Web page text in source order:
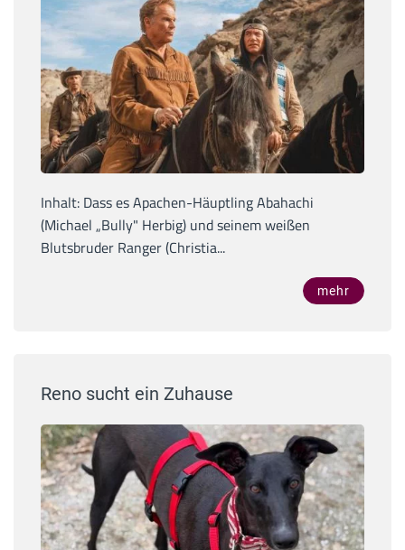
Inhalt: Dass es Apachen-Häuptling Abahachi
(Michael „Bully" Herbig) und seinem weißen
Blutsbruder Ranger (Christia...
mehr
Reno sucht ein Zuhause